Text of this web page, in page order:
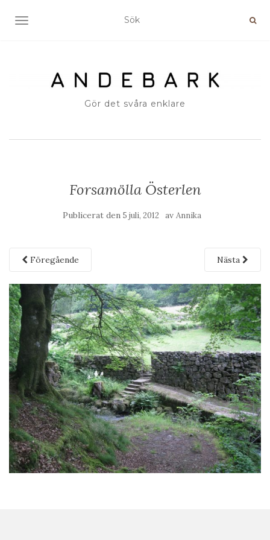
SLÅ PÅ/AV NAVIGERING
Gör det svåra enklare
Forsamölla Österlen
Publicerat den 5 juli, 2012 av Annika
Föregående Nästa